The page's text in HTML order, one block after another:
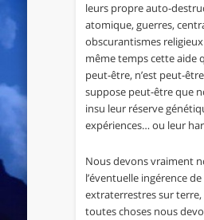
leurs propre auto-
atomique, guerres,
obscurantismes
même temps cette aide
peut-être, n’est peut-
suppose peut-être que
insu leur réserve
expériences… ou leur
Nous devons vraiment
l’éventuelle ingérence
extraterrestres sur
toutes choses nous